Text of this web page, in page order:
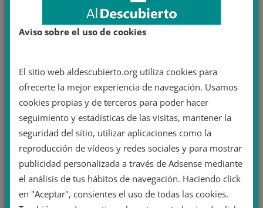
La sombra de la extrema derecha y la
por parte de Elon Musk
2 mayo 2022
Deja una respuesta
Tu dirección de correo electrónico no será publicada.
Los campos obligatorios están marcados con*
Aviso sobre el uso de cookies
El sitio web aldescubierto.org utiliza cookies para
ofrecerte la mejor experiencia de navegación. Usamos
cookies propias y de terceros para poder hacer
seguimiento y estadísticas de las visitas, mantener la
seguridad del sitio, utilizar aplicaciones como la
reproducción de vídeos y redes sociales y para mostrar
publicidad personalizada a través de Adsense mediante
el análisis de tus hábitos de navegación. Haciendo click
en "Aceptar", consientes el uso de todas las cookies.